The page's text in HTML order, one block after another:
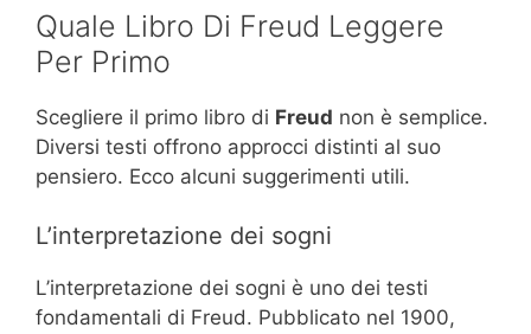
Quale Libro Di Freud Leggere
Per Primo
Scegliere il primo libro di Freud non è semplice.
Diversi testi offrono approcci distinti al suo
pensiero. Ecco alcuni suggerimenti utili.
L’interpretazione dei sogni
L’interpretazione dei sogni è uno dei testi
fondamentali di Freud. Pubblicato nel 1900,